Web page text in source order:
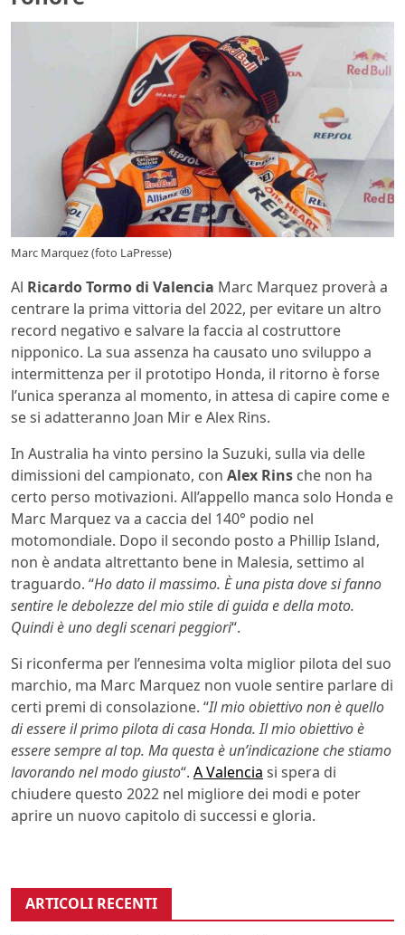
Marc Marquez (foto LaPresse)
Al Ricardo Tormo di Valencia Marc Marquez proverà a
centrare la prima vittoria del 2022, per evitare un altro
record negativo e salvare la faccia al costruttore
nipponico. La sua assenza ha causato uno sviluppo a
intermittenza per il prototipo Honda, il ritorno è forse
l’unica speranza al momento, in attesa di capire come e
se si adatteranno Joan Mir e Alex Rins.
In Australia ha vinto persino la Suzuki, sulla via delle
dimissioni del campionato, con Alex Rins che non ha
certo perso motivazioni. All’appello manca solo Honda e
Marc Marquez va a caccia del 140° podio nel
motomondiale. Dopo il secondo posto a Phillip Island,
non è andata altrettanto bene in Malesia, settimo al
traguardo. “Ho dato il massimo. È una pista dove si fanno
sentire le debolezze del mio stile di guida e della moto.
Quindi è uno degli scenari peggiori“.
Si riconferma per l’ennesima volta miglior pilota del suo
marchio, ma Marc Marquez non vuole sentire parlare di
certi premi di consolazione. “Il mio obiettivo non è quello
di essere il primo pilota di casa Honda. Il mio obiettivo è
essere sempre al top. Ma questa è un’indicazione che stiamo
lavorando nel modo giusto“. A Valencia si spera di
chiudere questo 2022 nel migliore dei modi e poter
aprire un nuovo capitolo di successi e gloria.
ARTICOLI RECENTI